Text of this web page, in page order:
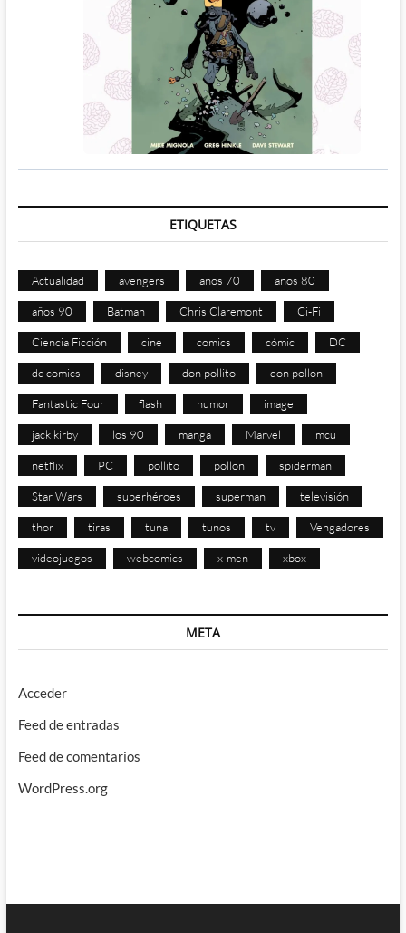
ETIQUETAS
Actualidad avengers años 70 años 80
años 90 Batman Chris Claremont Ci-Fi
Ciencia Ficción cine comics cómic DC
dc comics disney don pollito don pollon
Fantastic Four flash humor image
jack kirby los 90 manga Marvel mcu
netflix PC pollito pollon spiderman
Star Wars superhéroes superman televisión
thor tiras tuna tunos tv Vengadores
videojuegos webcomics x-men xbox
META
Acceder
Feed de entradas
Feed de comentarios
WordPress.org